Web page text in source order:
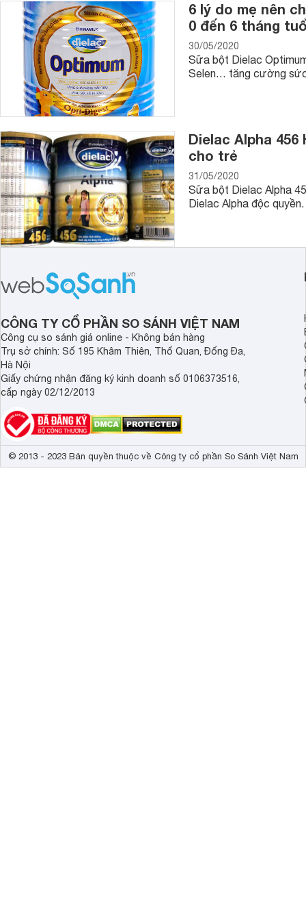
Sữa bột Dielac còn có chất Cholin - thành phần vô cùng
6 lý do mẹ nên
0 đến 6 tháng
30/05/2020
Sữa bột Dielac
Selen… tăng cường sức
Dielac Alpha
cho trẻ
31/05/2020
Sữa bột Dielac Alpha
Dielac Alpha độc quyền.
CÔNG TY CỔ PHẦN SO SÁNH VIỆT NAM
Công cụ so sánh giá online - Không bán hàng
Trụ sở chính: Số 195 Khâm Thiên, Thổ Quan, Đống Đa,
Hà Nội
Giấy chứng nhận đăng ký kinh doanh số 0106373516,
cấp ngày 02/12/2013
© 2013 - 2023 Bản quyền thuộc về Công ty cổ phần So Sánh Việt Nam